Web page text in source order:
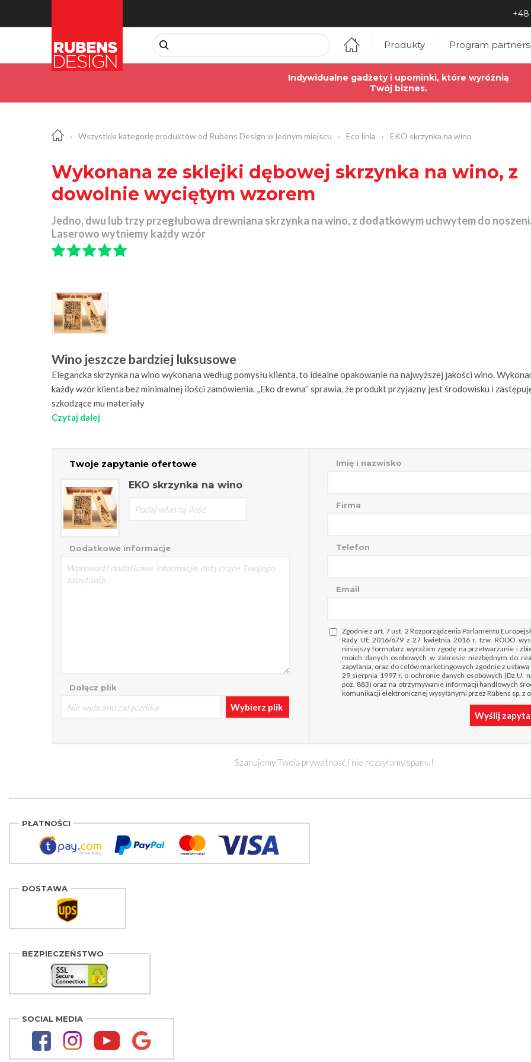
+48
Produkty Program
Indywidualne gadżety i upominki, które wyróżnią
Twój biznes.
› Wszystkie kategorię produktów od Rubens Design w jednym miejscu › Eco linia › EKO skrzynka na wino
Wykonana ze sklejki dębowej skrzynka na wino, z
dowolnie wyciętym wzorem
Jedno, dwu lub trzy przegłubowa drewniana skrzynka na wino, z dodatkowym uchwytem do
Laserowo wytniemy każdy wzór
Wino jeszcze bardziej luksusowe
Elegancka skrzynka na wino wykonana według pomysłu klienta, to idealne opakowanie na najwyższej jakości wino.
każdy wzór klienta bez minimalnej ilości zamówienia. ,,Eko drewna’’ sprawia, że produkt przyjazny jest środowisku i
szkodzące mu materiały
Czytaj dalej
Twoje zapytanie ofertowe
EKO skrzynka na wino
Dodatkowe informacje
Dołącz plik
Nie wybrano załącznika Wybierz plik
Imię i nazwisko
Firma
Telefon
Email
Zgodnie z art. 7 ust. 2 Rozporządzenia Parlamentu
Rady UE 2016/679 z 27 kwietnia 2016 r. tzw. RODO
niniejszy formularz wyrażam zgodę na przetwarzanie i
moich danych osobowych w zakresie niezbędnym do
zapytania, oraz do celów marketingowych zgodnie z ustawą
29 sierpnia 1997 r. o ochronie danych osobowych (Dz.U.
poz. 883) oraz na otrzymywanie informacji handlowych
komunikacji elektronicznej wysyłanymi przez Rubens sp. z
Wyślij
Szanujemy Twoją prywatność i nie rozsyłamy spamu!
PŁATNOŚCI
DOSTAWA
BEZPIECZEŃSTWO
SOCIAL MEDIA